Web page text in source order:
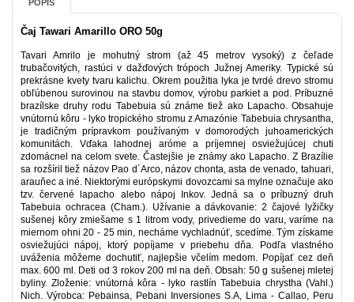
POPIS
Čaj Tawari Amarillo ORO 50g
Tavari Amrilo je mohutný strom (až 45 metrov vysoký) z čeľade
trubačovitých, rastúci v dažďových trópoch Južnej Ameriky. Typické sú
prekrásne kvety tvaru kalichu. Okrem použitia lyka je tvrdé drevo stromu
obľúbenou surovinou na stavbu domov, výrobu parkiet a pod. Príbuzné
brazílske druhy rodu Tabebuia sú známe tiež ako Lapacho. Obsahuje
vnútornú kôru - lyko tropického stromu z Amazónie Tabebuia chrysantha,
je tradičným prípravkom používaným v domorodých juhoamerických
komunitách. Vďaka lahodnej aróme a príjemnej osviežujúcej chuti
zdomácnel na celom svete. Častejšie je známy ako Lapacho. Z Brazílie
sa rozšíril tiež názov Pao d´Arco, názov chonta, asta de venado, tahuari,
arauňec a iné. Niektorými európskymi dovozcami sa mylne označuje ako
tzv. červené lapacho alebo nápoj Inkov. Jedná sa o príbuzný druh
Tabebuia ochracea (Cham.). Užívanie a dávkovanie: 2 čajové lyžičky
sušenej kôry zmiešame s 1 litrom vody, privedieme do varu, varíme na
miernom ohni 20 - 25 min, necháme vychladnúť, scedíme. Tým získame
osviežujúci nápoj, ktorý popíjame v priebehu dňa. Podľa vlastného
uváženia môžeme dochutiť, najlepšie včelím medom. Popíjať cez deň
max. 600 ml. Deti od 3 rokov 200 ml na deň. Obsah: 50 g sušenej mletej
byliny. Zloženie: vnútorná kôra - lyko rastlín Tabebuia chrystha (Vahl.)
Nich. Výrobca: Pebainsa, Pebani Inversiones S.A, Lima - Callao, Peru